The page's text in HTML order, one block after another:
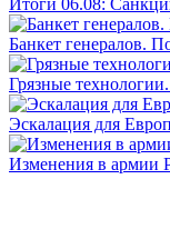
Банкет генералов.
Грязные
Эскалация для
Изменения в армии